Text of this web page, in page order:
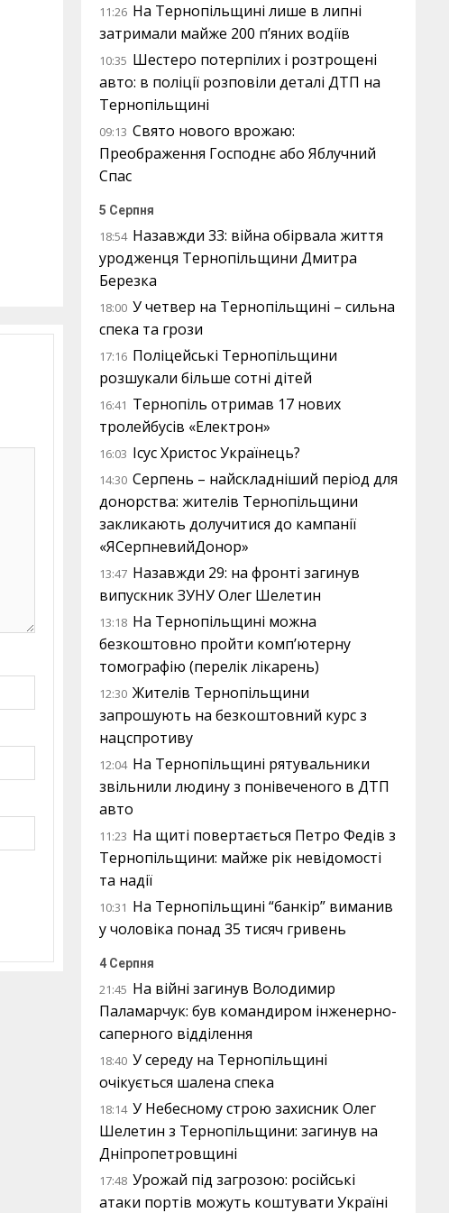
11:26 На Тернопільщині лише в липні
затримали майже 200 п’яних водіїв
10:35 Шестеро потерпілих і розтрощені
авто: в поліції розповіли деталі ДТП на
Тернопільщині
09:13 Свято нового врожаю:
Преображення Господнє або Яблучний
Спас
5 Серпня
18:54 Назавжди 33: війна обірвала життя
уродженця Тернопільщини Дмитра
Березка
18:00 У четвер на Тернопільщині – сильна
спека та грози
17:16 Поліцейські Тернопільщини
розшукали більше сотні дітей
16:41 Тернопіль отримав 17 нових
тролейбусів «Електрон»
16:03 Ісус Христос Українець?
14:30 Серпень – найскладніший період для
донорства: жителів Тернопільщини
закликають долучитися до кампанії
«ЯСерпневийДонор»
13:47 Назавжди 29: на фронті загинув
випускник ЗУНУ Олег Шелетин
13:18 На Тернопільщині можна
безкоштовно пройти комп’ютерну
томографію (перелік лікарень)
12:30 Жителів Тернопільщини
запрошують на безкоштовний курс з
нацспротиву
12:04 На Тернопільщині рятувальники
звільнили людину з понівеченого в ДТП
авто
11:23 На щиті повертається Петро Федів з
Тернопільщини: майже рік невідомості
та надії
10:31 На Тернопільщині “банкір” виманив
у чоловіка понад 35 тисяч гривень
4 Серпня
21:45 На війні загинув Володимир
Паламарчук: був командиром інженерно-
саперного відділення
18:40 У середу на Тернопільщині
очікується шалена спека
18:14 У Небесному строю захисник Олег
Шелетин з Тернопільщини: загинув на
Дніпропетровщині
17:48 Урожай під загрозою: російські
атаки портів можуть коштувати Україні